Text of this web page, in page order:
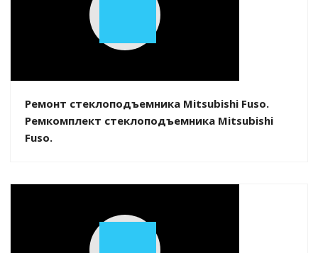
Play
Ремонт стеклоподъемника Mitsubishi Fuso.
Ремкомплект стеклоподъемника Mitsubishi
Fuso.